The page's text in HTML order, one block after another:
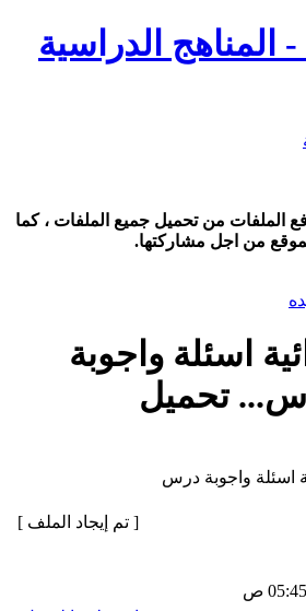
المناهج الدراسية
الملفات من تحميل جميع الملفات ، كما
من اجل مشاركتها.
اسئلة واجوبة
تحميل
اسئلة واجوبة درس
[ تم إيجاد الملف ]